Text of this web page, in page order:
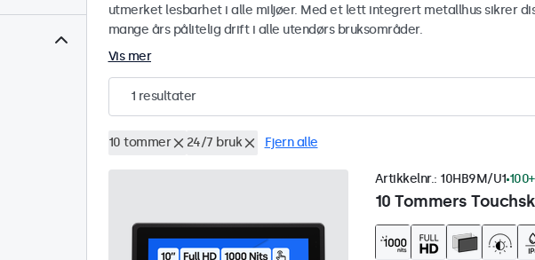
utmerket lesbarhet i alle miljøer. Med et lett integrert metallhus sikrer
mange års pålitelig drift i alle utendørs bruksområder.
Vis mer
1 resultater
10 tommer 24/7 bruk Fjern alle
10 Tommers
Artikkelnr.: 10HB9M/U1